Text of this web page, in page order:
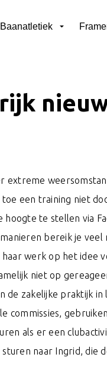
Baanatletiek
een training niet
te stellen via
bereik je veel
haar werk op het
niet op
zakelijke praktijk
commissies,
als er een
naar Ingrid,